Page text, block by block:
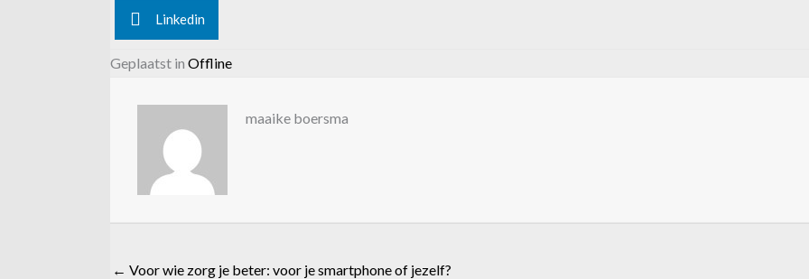
Linkedin
Geplaatst in Offline
maaike boersma
← Voor wie zorg je beter: voor je smartphone of jezelf?